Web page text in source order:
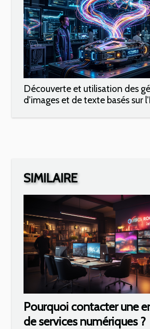
Découverte et utilisation des
d'images et de texte basés sur
SIMILAIRE
Pourquoi contacter une
de services numériques ?